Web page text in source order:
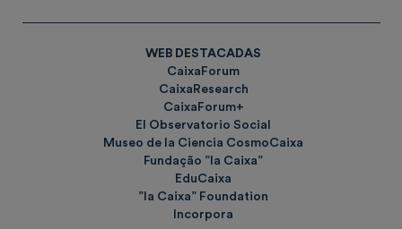
WEB DESTACADAS
CaixaForum
CaixaResearch
CaixaForum+
El Observatorio Social
Museo de la Ciencia CosmoCaixa
Fundação ”la Caixa”
EduCaixa
”la Caixa” Foundation
Incorpora